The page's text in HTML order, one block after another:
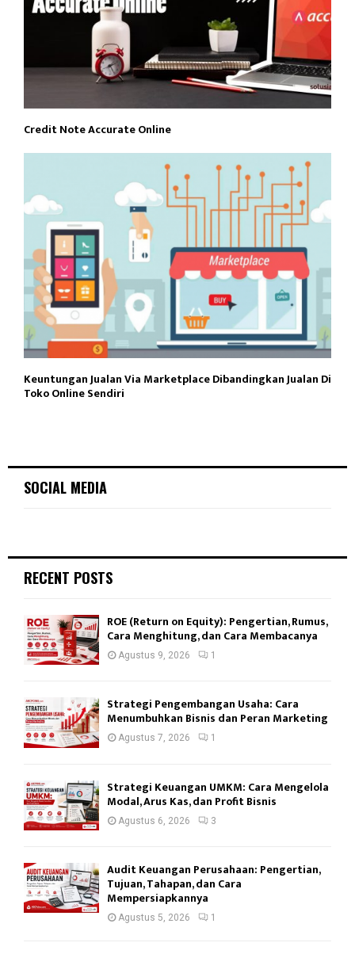
Credit Note Accurate Online
Keuntungan Jualan Via Marketplace Dibandingkan Jualan Di
Toko Online Sendiri
SOCIAL MEDIA
RECENT POSTS
ROE (Return on Equity): Pengertian, Rumus,
Cara Menghitung, dan Cara Membacanya
Agustus 9, 2026 1
Strategi Pengembangan Usaha: Cara
Menumbuhkan Bisnis dan Peran Marketing
Agustus 7, 2026 1
Strategi Keuangan UMKM: Cara Mengelola
Modal, Arus Kas, dan Profit Bisnis
Agustus 6, 2026 3
Audit Keuangan Perusahaan: Pengertian,
Tujuan, Tahapan, dan Cara
Mempersiapkannya
Agustus 5, 2026 1